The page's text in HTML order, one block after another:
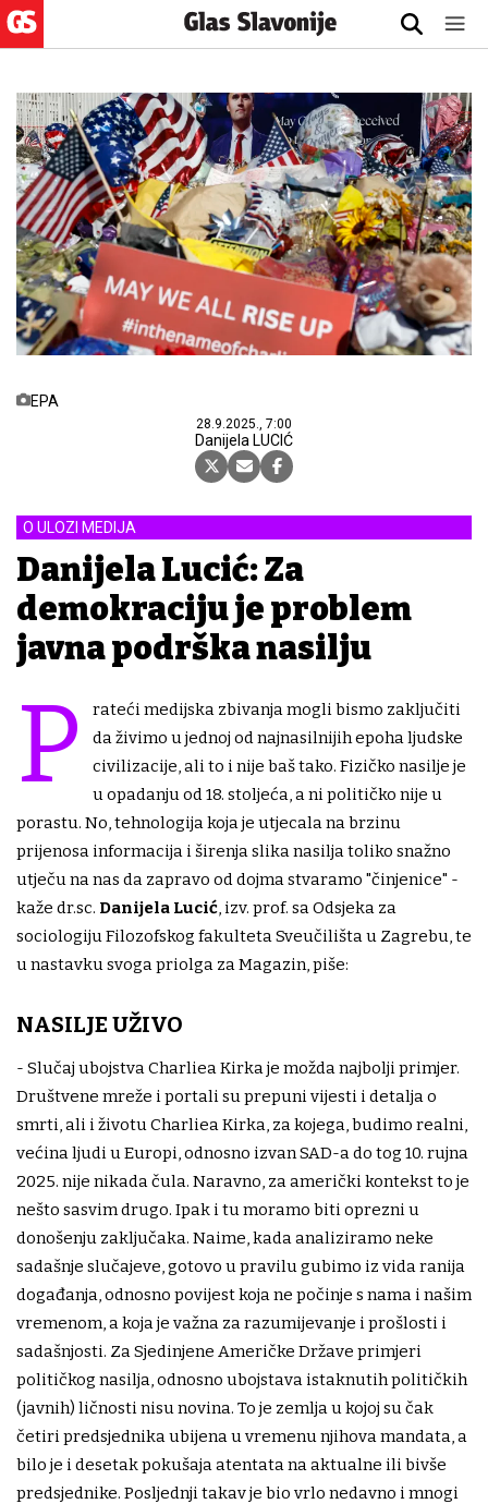
EPA
28.9.2025., 7:00
Danijela LUCIĆ
O ULOZI MEDIJA
Danijela Lucić: Za
demokraciju je problem
javna podrška nasilju
P
rateći medijska zbivanja mogli bismo zaključiti
da živimo u jednoj od najnasilnijih epoha ljudske
civilizacije, ali to i nije baš tako. Fizičko nasilje je
u opadanju od 18. stoljeća, a ni političko nije u
porastu. No, tehnologija koja je utjecala na brzinu
prijenosa informacija i širenja slika nasilja toliko snažno
utječu na nas da zapravo od dojma stvaramo "činjenice" -
kaže dr.sc. Danijela Lucić, izv. prof. sa Odsjeka za
sociologiju Filozofskog fakulteta Sveučilišta u Zagrebu, te
u nastavku svoga priolga za Magazin, piše:
NASILJE UŽIVO
- Slučaj ubojstva Charliea Kirka je možda najbolji primjer.
Društvene mreže i portali su prepuni vijesti i detalja o
smrti, ali i životu Charliea Kirka, za kojega, budimo realni,
većina ljudi u Europi, odnosno izvan SAD-a do tog 10. rujna
2025. nije nikada čula. Naravno, za američki kontekst to je
nešto sasvim drugo. Ipak i tu moramo biti oprezni u
donošenju zaključaka. Naime, kada analiziramo neke
sadašnje slučajeve, gotovo u pravilu gubimo iz vida ranija
događanja, odnosno povijest koja ne počinje s nama i našim
vremenom, a koja je važna za razumijevanje i prošlosti i
sadašnjosti. Za Sjedinjene Američke Države primjeri
političkog nasilja, odnosno ubojstava istaknutih političkih
(javnih) ličnosti nisu novina. To je zemlja u kojoj su čak
četiri predsjednika ubijena u vremenu njihova mandata, a
bilo je i desetak pokušaja atentata na aktualne ili bivše
predsjednike. Posljednji takav je bio vrlo nedavno i mnogi